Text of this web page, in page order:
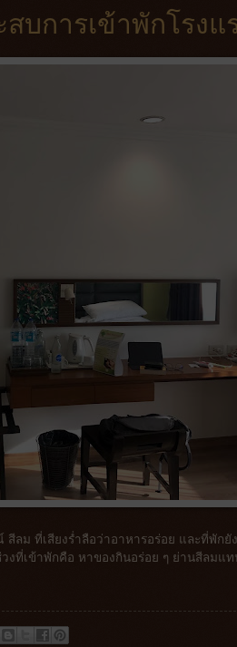
บการเข้าพักโรง
ลม ที่เสียงร่ำลือว่าอาหารอร่อย และที่พักยั
ที่เข้าพักคือ หาของกินอร่อย ๆ ย่านสีลมแท